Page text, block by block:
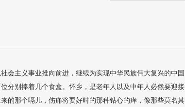
会主义事业推向前进，继续为实现中华民族伟大复兴的中国
分别捧着几个食盒。怀乡，是老年人以及中年人必然要迎接
的那个嗝儿，伤痛将要好时的那种钻心的痒，像那些莫名其